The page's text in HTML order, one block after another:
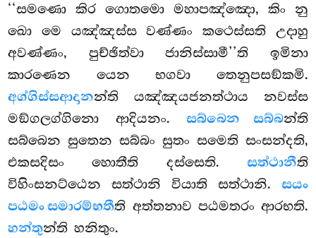
‘‘සමණො කිර ගොතමො මහාපඤ්ඤො, කිං නු
ඛො මෙ යඤ්ඤස්ස වණ්ණං කථෙස්සති උදාහු
අවණ්ණං, පුච්ඡිත්වා ජානිස්සාමී’’ති ඉමිනා
කාරණෙන යෙන භගවා තෙනුපසඞ්කමි.
අග්ගිස්සආදානන්ති යඤ්ඤයජනත්ථාය නවස්ස
මඞ්ගලග්ගිනො ආදියනං.සබ්බෙන සබ්බන්ති
සබ්බෙන සුතෙන සබ්බං සුතං සමෙති සංසන්දති,
එකසදිසං හොතීති දස්සෙති. සත්ථානීති
විහිංසනට්ඨෙන සත්ථානි වියාති සත්ථානි. සයං
පඨමං සමාරම්භතීති අත්තනාව පඨමතරං ආරභති.
හන්තුන්ති හනිතුං.